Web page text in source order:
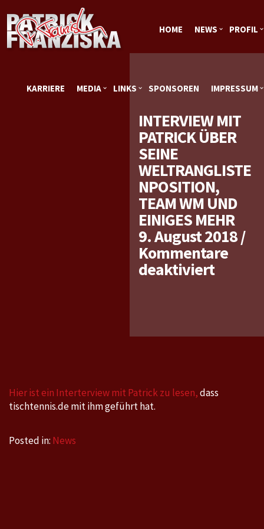
HOME NEWS PROFIL
KARRIERE MEDIA LINKS SPONSOREN IMPRESSUM
INTERVIEW MIT
PATRICK ÜBER
SEINE
WELTRANGLISTE
NPOSITION,
TEAM WM UND
EINIGES MEHR
9. August 2018/
Kommentare
deaktiviertfür
über
WM
Hier ist ein Interterview mit Patrick zu lesen,dass
tischtennis.de mit ihm geführt hat.
Posted in: News